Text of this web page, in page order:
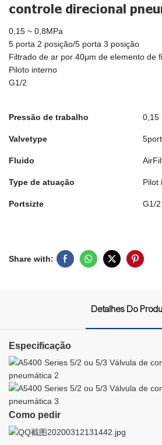
controle direcional
0,15 ~ 0,8MPa
5 porta 2 posição/5 porta 3 posição
Filtrado de ar por 40μm de elemento de
Piloto interno
G1/2
Pressão de trabalho 0,15
Valvetype
Fluido
Type de atuação Pilot
Portsizte G1/2
Share with:
Detalhes Do
Especificação
Como pedir